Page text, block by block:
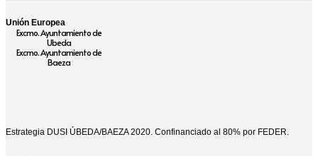
Unión Europea
Excmo. Ayuntamiento de
Ubeda
Excmo. Ayuntamiento de
Baeza
Estrategia DUSI ÚBEDA/BAEZA 2020. Confinanciado al 80% por FEDER.